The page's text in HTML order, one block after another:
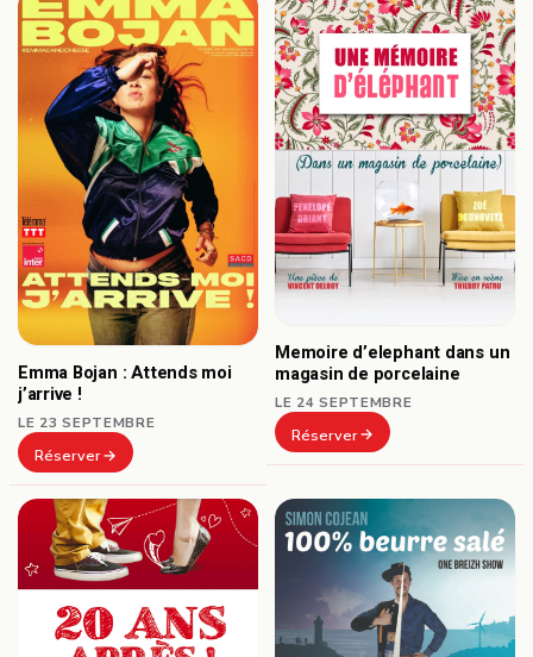
Emma Bojan : Attends moi
j’arrive !
LE 23 SEPTEMBRE
Réserver
Memoire d’elephant dans un
magasin de porcelaine
LE 24 SEPTEMBRE
Réserver